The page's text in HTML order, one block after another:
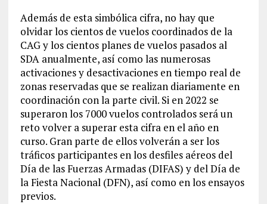
Además de esta simbólica cifra, no hay que
olvidar los cientos de vuelos coordinados de la
CAG y los cientos planes de vuelos pasados al
SDA anualmente, así como las numerosas
activaciones y desactivaciones en tiempo real de
zonas reservadas que se realizan diariamente en
coordinación con la parte civil. Si en 2022 se
superaron los 7000 vuelos controlados será un
reto volver a superar esta cifra en el año en
curso. Gran parte de ellos volverán a ser los
tráficos participantes en los desfiles aéreos del
Día de las Fuerzas Armadas (DIFAS) y del Día de
la Fiesta Nacional (DFN), así como en los ensayos
previos.